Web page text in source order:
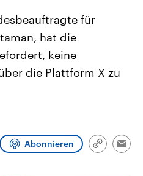
zu
Erde,
Aktuelle Lage und
Der Überfall der
Terrororganisation Hamas
Oktober 2023 auf Israel
Region wieder die Gewalt
Israel möchte die Hamas
Diese wird wie die
für
hat die
keine
die Plattform X zu
Abonnieren
Link